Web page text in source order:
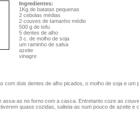
Ingredientes:
1Kg de batatas pequenas
2 cebolas médias
2 couves de tamanho médio
500 g de tofu
5 dentes de alho
3 c. de molho de soja
um raminho de salsa
azeite
vinagre
com dois dentes de alho picados, o molho de soja e um
assa-as no forno com a casca. Entretanto coze as
quase cozidas, salteia-as num pouco de azeite e